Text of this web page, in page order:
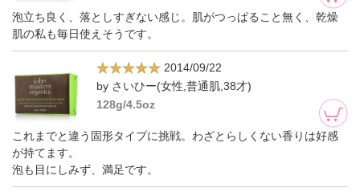
泡立ち良く、落としすぎない感じ。肌がつっぱること無く、乾燥
肌の私も毎日使えそうです。
2014/09/22
by さいひー(女性,普通肌,38才)
128g/4.5oz
これまでと違う固形タイプに挑戦。わざとらしくない香りは好感
が持てます。
泡も目にしみず、満足です。